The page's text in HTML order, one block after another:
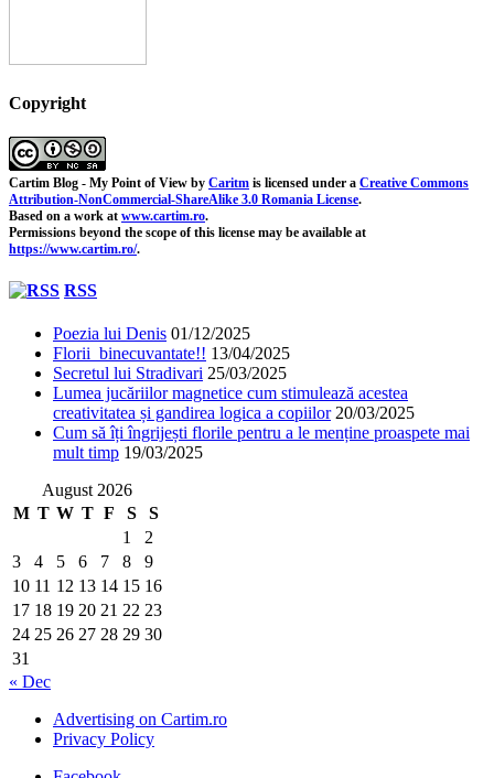
Copyright
Cartim Blog - My Point of View by Caritm is licensed under a Creative Commons
Attribution-NonCommercial-ShareAlike 3.0 Romania License.
Based on a work at www.cartim.ro.
Permissions beyond the scope of this license may be available at
https://www.cartim.ro/.
RSS
Poezia lui Denis 01/12/2025
Florii binecuvantate!! 13/04/2025
Secretul lui Stradivari 25/03/2025
Lumea jucăriilor magnetice cum stimulează acestea
creativitatea și gandirea logica a copiilor 20/03/2025
Cum să îți îngrijești florile pentru a le menține proaspete mai
mult timp 19/03/2025
August 2026
M T W T F S
S
1
2
3
4 5 6 7 8
9
10 11 12 13 14 15 16
17 18 19 20 21 22 23
24 25 26 27 28 29 30
31
« Dec
Advertising on Cartim.ro
Privacy Policy